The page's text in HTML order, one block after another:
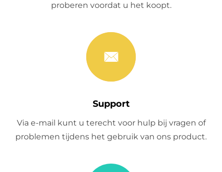
proberen voordat u het koopt.
Support
Via e-mail kunt u terecht voor hulp bij vragen of
problemen tijdens het gebruik van ons product.